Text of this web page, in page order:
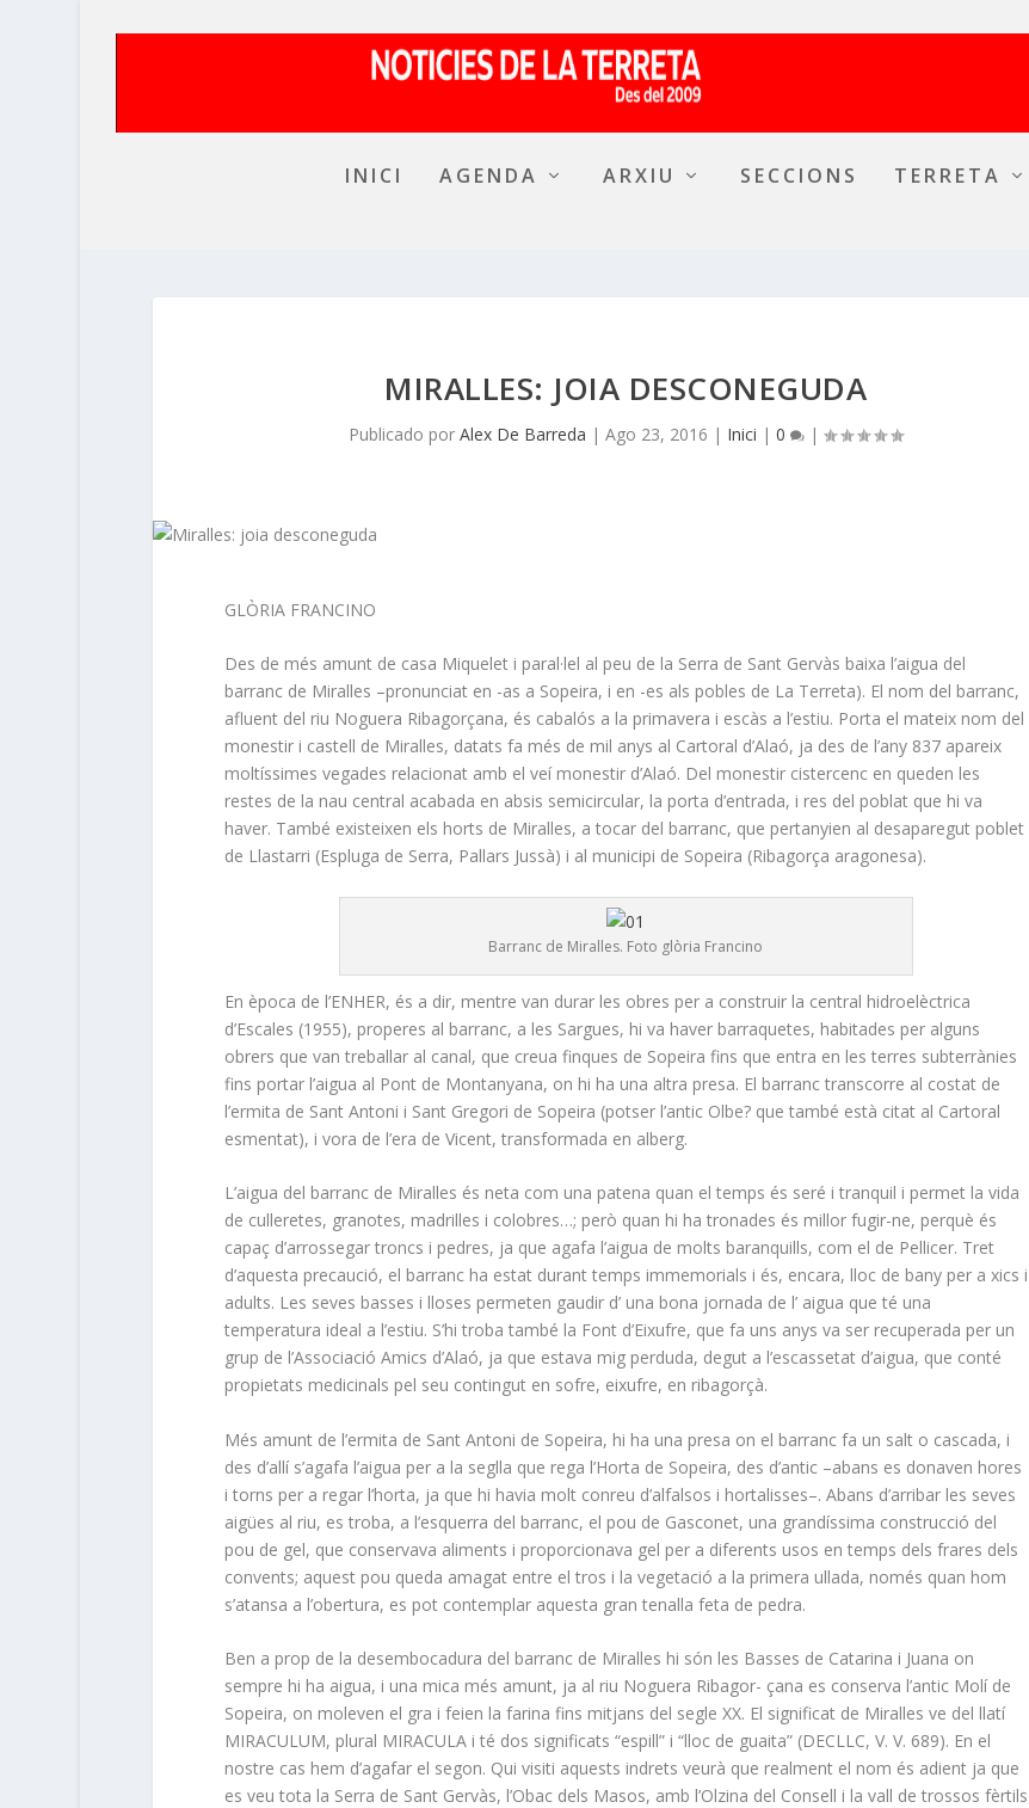
INICI AGENDA ARXIU SECCIONS TERRETA
MIRALLES: JOIA DESCONEGUDA
Publicado porAlex De Barreda |Ago 23, 2016 | Inici |0 |
GLÒRIA FRANCINO
Des de més amunt de casa Miquelet i paral·lel al peu de la Serra de Sant Gervàs baixa l’aigua del
barranc de Miralles –pronunciat en -as a Sopeira, i en -es als pobles de La Terreta). El nom del barranc,
afluent del riu Noguera Ribagorçana, és cabalós a la primavera i escàs a l’estiu. Porta el mateix nom del
monestir i castell de Miralles, datats fa més de mil anys al Cartoral d’Alaó, ja des de l’any 837 apareix
moltíssimes vegades relacionat amb el veí monestir d’Alaó. Del monestir cistercenc en queden les
restes de la nau central acabada en absis semicircular, la porta d’entrada, i res del poblat que hi va
haver. També existeixen els horts de Miralles, a tocar del barranc, que pertanyien al desaparegut poblet
de Llastarri (Espluga de Serra, Pallars Jussà) i al municipi de Sopeira (Ribagorça aragonesa).
Barranc de Miralles. Foto glòria Francino
En època de l’ENHER, és a dir, mentre van durar les obres per a construir la central hidroelèctrica
d’Escales (1955), properes al barranc, a les Sargues, hi va haver barraquetes, habitades per alguns
obrers que van treballar al canal, que creua finques de Sopeira fins que entra en les terres subterrànies
fins portar l’aigua al Pont de Montanyana, on hi ha una altra presa. El barranc transcorre al costat de
l’ermita de Sant Antoni i Sant Gregori de Sopeira (potser l’antic Olbe? que també està citat al Cartoral
esmentat), i vora de l’era de Vicent, transformada en alberg.
L’aigua del barranc de Miralles és neta com una patena quan el temps és seré i tranquil i permet la vida
de culleretes, granotes, madrilles i colobres…; però quan hi ha tronades és millor fugir-ne, perquè és
capaç d’arrossegar troncs i pedres, ja que agafa l’aigua de molts baranquills, com el de Pellicer. Tret
d’aquesta precaució, el barranc ha estat durant temps immemorials i és, encara, lloc de bany per a xics i
adults. Les seves basses i lloses permeten gaudir d’ una bona jornada de l’ aigua que té una
temperatura ideal a l’estiu. S’hi troba també la Font d’Eixufre, que fa uns anys va ser recuperada per un
grup de l’Associació Amics d’Alaó, ja que estava mig perduda, degut a l’escassetat d’aigua, que conté
propietats medicinals pel seu contingut en sofre, eixufre, en ribagorçà.
Més amunt de l’ermita de Sant Antoni de Sopeira, hi ha una presa on el barranc fa un salt o cascada, i
des d’allí s’agafa l’aigua per a la seglla que rega l’Horta de Sopeira, des d’antic –abans es donaven hores
i torns per a regar l’horta, ja que hi havia molt conreu d’alfalsos i hortalisses–. Abans d’arribar les seves
aigües al riu, es troba, a l’esquerra del barranc, el pou de Gasconet, una grandíssima construcció del
pou de gel, que conservava aliments i proporcionava gel per a diferents usos en temps dels frares dels
convents; aquest pou queda amagat entre el tros i la vegetació a la primera ullada, només quan hom
s’atansa a l’obertura, es pot contemplar aquesta gran tenalla feta de pedra.
Ben a prop de la desembocadura del barranc de Miralles hi són les Basses de Catarina i Juana on
sempre hi ha aigua, i una mica més amunt, ja al riu Noguera Ribagor- çana es conserva l’antic Molí de
Sopeira, on moleven el gra i feien la farina fins mitjans del segle XX. El significat de Miralles ve del llatí
MIRACULUM, plural MIRACULA i té dos significats “espill” i “lloc de guaita” (DECLLC, V. V. 689). En el
nostre cas hem d’agafar el segon. Qui visiti aquests indrets veurà que realment el nom és adient ja que
es veu tota la Serra de Sant Gervàs, l’Obac dels Masos, amb l’Olzina del Consell i la vall de trossos fèrtils